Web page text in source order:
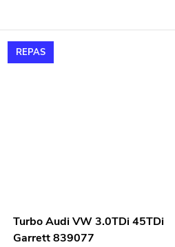
REPAS
Turbo Audi VW 3.0TDi 45TDi
Garrett 839077